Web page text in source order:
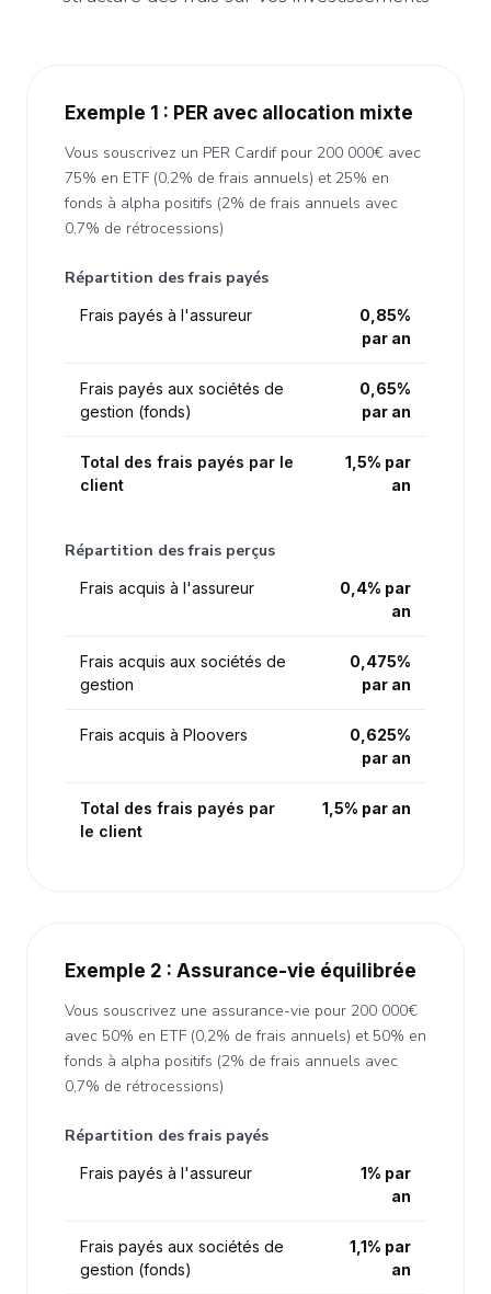
Exemple 1 : PER avec allocation mixte
Vous souscrivez un PER Cardif pour 200 000€ avec
75% en ETF (0,2% de frais annuels) et 25% en
fonds à alpha positifs (2% de frais annuels avec
0,7% de rétrocessions)
Répartition des frais payés
Frais payés à l'assureur
0,85%
par an
Frais payés aux sociétés de
gestion (fonds)
0,65%
par an
Total des frais payés par le
client
1,5% par
an
Répartition des frais perçus
Frais acquis à l'assureur
0,4% par
an
Frais acquis aux sociétés de
gestion
0,475%
par an
Frais acquis à Ploovers
0,625%
par an
Total des frais payés par
le client
1,5% par an
Exemple 2 : Assurance-vie équilibrée
Vous souscrivez une assurance-vie pour 200 000€
avec 50% en ETF (0,2% de frais annuels) et 50% en
fonds à alpha positifs (2% de frais annuels avec
0,7% de rétrocessions)
Répartition des frais payés
Frais payés à l'assureur
1% par
an
Frais payés aux sociétés de
gestion (fonds)
1,1% par
an